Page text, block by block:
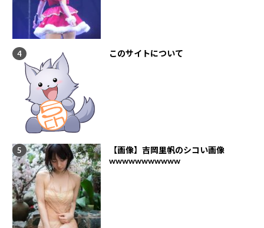
このサイトについて
【画像】吉岡里帆のシコい画像
wwwwwwwwwww